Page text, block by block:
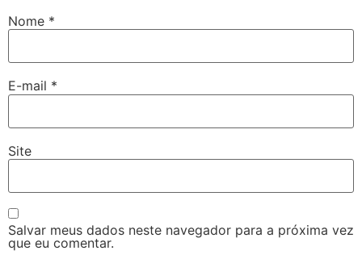
Nome *
E-mail *
Site
Salvar meus dados neste navegador para a próxima vez
que eu comentar.